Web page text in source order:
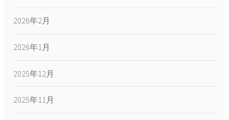
2026年2月
2026年1月
2025年12月
2025年11月